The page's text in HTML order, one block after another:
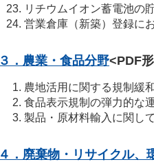
リチウムイオン蓄電池の
営業倉庫（新築）登録に
３．農業・食品分野<PDF
農地活用に関する規制緩
食品表示規制の弾力的な
製品・原材料輸入に関し
４．廃棄物・リサイクル、